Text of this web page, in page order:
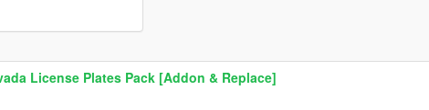
License Plates Pack [Addon & Replace]